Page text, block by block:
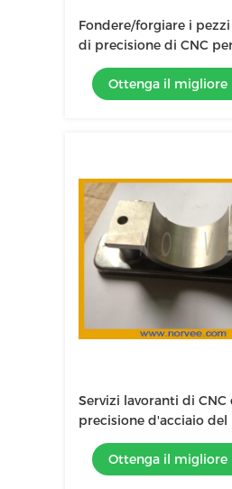
Fondere/forgiare i
di precisione di CNC
vite/asse/Bolt
inossidabile
Ottenga il migliore
Servizi lavoranti di CNC
precisione d'acciaio del
dell'ossido di alta
Ottenga il migliore